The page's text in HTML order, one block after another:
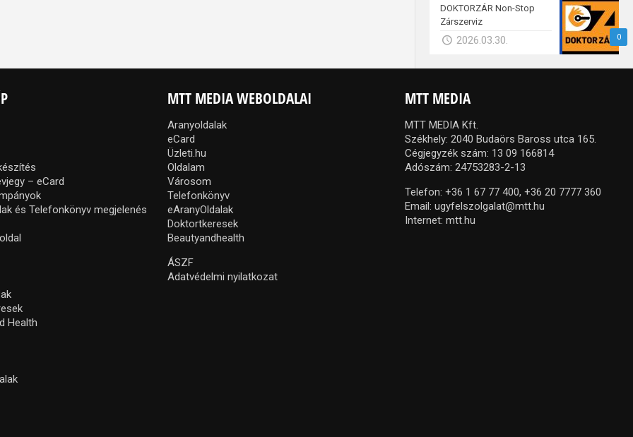
0
DOKTORZÁR Non-Stop
Zárszerviz
2026.03.30.
– eCard
és Telefonkönyv megjelenés
Health
MTT MEDIA WEBOLDALAI
Aranyoldalak
eCard
Üzleti.hu
Oldalam
Városom
Telefonkönyv
eAranyOldalak
Doktortkeresek
Beautyandhealth
ÁSZF
Adatvédelmi nyilatkozat
MTT MEDIA
MTT MEDIA Kft.
Székhely: 2040 Budaörs Baross utca 165.
Cégjegyzék szám: 13 09 166814
Adószám: 24753283-2-13
Telefon:+36 1 67 77 400, +36 20 7777 360
Email:ugyfelszolgalat@mtt.hu
Internet:mtt.hu